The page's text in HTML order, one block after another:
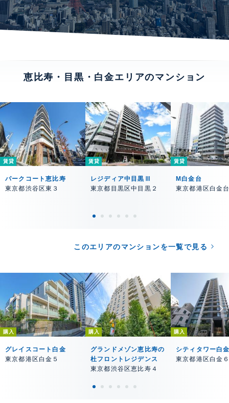
恵比寿・目黒・白金エリアのマンション
賃貸
パークコート恵比寿
東京都渋谷区東３
賃貸
レジディア中目黒Ⅲ
東京都目黒区中目黒２
賃貸
M白金台
東京都港区白金
このエリアのマンションを一覧で見る
購入
グレイスコート白金
東京都港区白金５
購入
グランドメゾン恵比寿の
杜フロントレジデンス
東京都渋谷区恵比寿４
購入
シティタワー白
東京都港区白金